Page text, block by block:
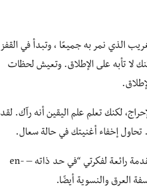
الذي نمر به جميعًا ، وتبدأ في القفز
لا تأبه على الإطلاق. وتعيش لحظات
لكنك تعلم علم اليقين أنه رآك. لقد
إخفاء أغنيتك في حالة سعال.
أطلق الفيلسوف الوجودي الفرنسي جان بول سارتر على هذه اللحظة “النظرة”. إنها مقدمة رائعة لفكرتي “في حد ذاته – en-